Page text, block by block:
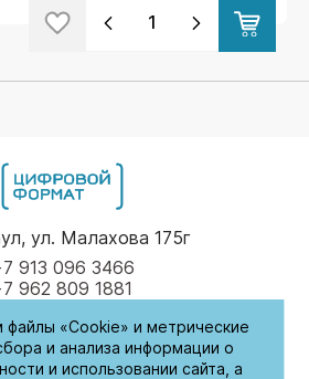
913 096 3466
962 809 1881
ул. Малахова 175г
9.00 - 17.00
«Cookie» и метрические
и анализа информации о
и использовании сайта, а